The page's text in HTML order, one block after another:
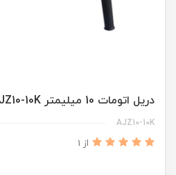
دریل اتومات 10 میلیمتر AJZ10-10K برند DCA
AJZ10-10K
از 1